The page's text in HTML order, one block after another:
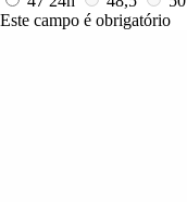
Este campo é obrigatório